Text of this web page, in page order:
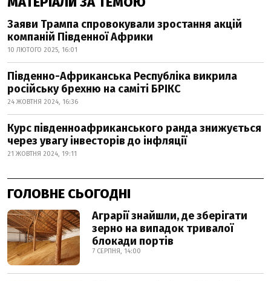
Заяви Трампа спровокували зростання акцій
компаній Південної Африки
10 ЛЮТОГО 2025, 16:01
Південно-Африканська Республіка викрила
російську брехню на саміті БРІКС
24 ЖОВТНЯ 2024, 16:36
Курс південноафриканського ранда знижується
через увагу інвесторів до інфляції
21 ЖОВТНЯ 2024, 19:11
ГОЛОВНЕ СЬОГОДНІ
Аграрії знайшли, де зберігати
зерно на випадок тривалої
блокади портів
7 СЕРПНЯ, 14:00